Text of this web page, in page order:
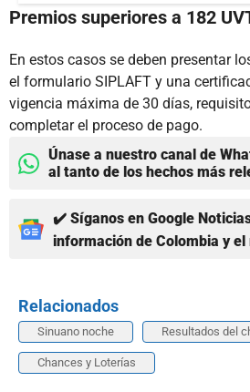
Premios superiores a 182
En estos casos se deben presentar
el formulario SIPLAFT y una
vigencia máxima de 30 días,
completar el proceso de pago.
Únase a nuestro canal de
al tanto de los hechos más
✔️ Síganos en Google
información de Colombia y el
Relacionados
Sinuano noche Resultados del
Chances y Loterías